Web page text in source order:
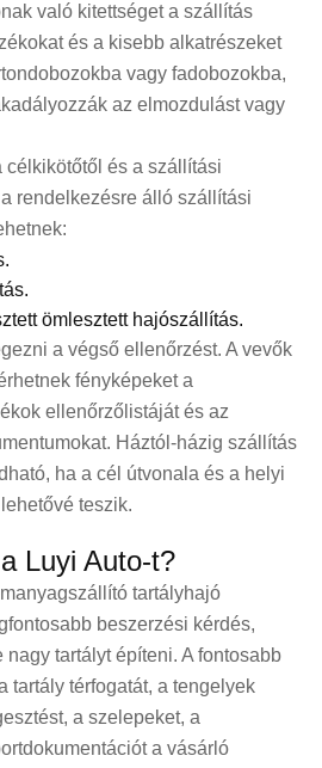
való kitettséget a szállítás
és a kisebb alkatrészeket
vagy fadobozokba,
az elmozdulást vagy
célkikötőtől és a szállítási
rendelkezésre álló szállítási
ömlesztett hajószállítás.
a végső ellenőrzést. A vevők
fényképeket a
ellenőrzőlistáját és az
Háztól-házig szállítás
ha a cél útvonala és a helyi
teszik.
Luyi Auto-t?
tartályhajó
beszerzési kérdés,
nagy tartályt építeni. A fontosabb
tartály térfogatát, a tengelyek
a szelepeket, a
a vásárló